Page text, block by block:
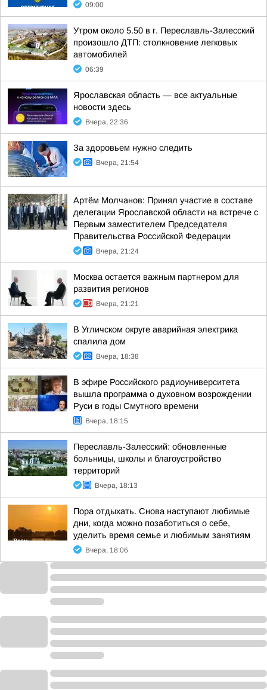
09:00
Утром около 5.50 в г. Переславль-Залесский
произошло ДТП: столкновение легковых
автомобилей
06:39
Ярославская область — все актуальные
новости здесь
Вчера, 22:36
За здоровьем нужно следить
Вчера, 21:54
Артём Молчанов: Принял участие в составе
делегации Ярославской области на встрече с
Первым заместителем Председателя
Правительства Российской Федерации
Вчера, 21:24
Москва остается важным партнером для
развития регионов
Вчера, 21:21
В Угличском округе аварийная электрика
спалила дом
Вчера, 18:38
В эфире Российского радиоуниверситета
вышла программа о духовном возрождении
Руси в годы Смутного времени
Вчера, 18:15
Переславль-Залесский: обновленные
больницы, школы и благоустройство
территорий
Вчера, 18:13
Пора отдыхать. Снова наступают любимые
дни, когда можно позаботиться о себе,
уделить время семье и любимым занятиям
Вчера, 18:06